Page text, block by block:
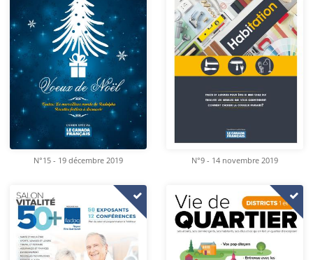
N°15 - 19 décembre 2019 N°9 - 14 novembre 2019